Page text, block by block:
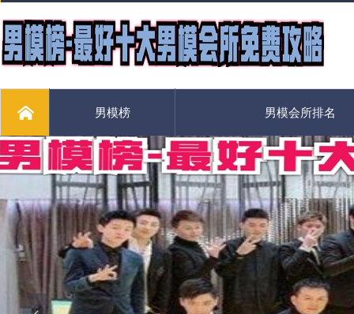
男模榜 男模会所排名